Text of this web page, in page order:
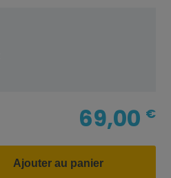
69,00 €
Ajouter au panier